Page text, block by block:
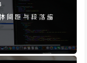
间距与段落缩